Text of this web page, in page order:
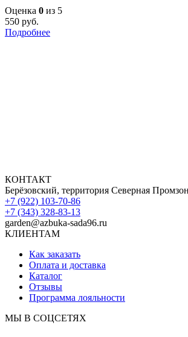
Оценка 0 из 5
550 руб.
Подробнее
КОНТАКТ
Берёзовский, территория Северная
+7 (922) 103-70-86
+7 (343) 328-83-13
garden@azbuka-sada96.ru
КЛИЕНТАМ
Как заказать
Оплата и доставка
Каталог
Отзывы
Программа лояльности
МЫ В СОЦСЕТЯХ